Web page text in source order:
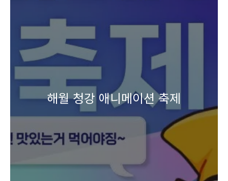
해월 청강 애니메이션 축제